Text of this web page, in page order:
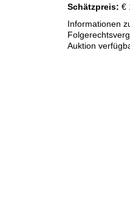
Schätzpreis: €
Informationen
Auktion